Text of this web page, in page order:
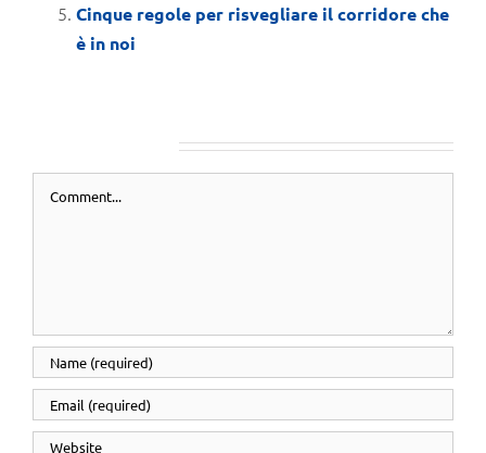
Cinque regole per risvegliare il corridore che
è in noi